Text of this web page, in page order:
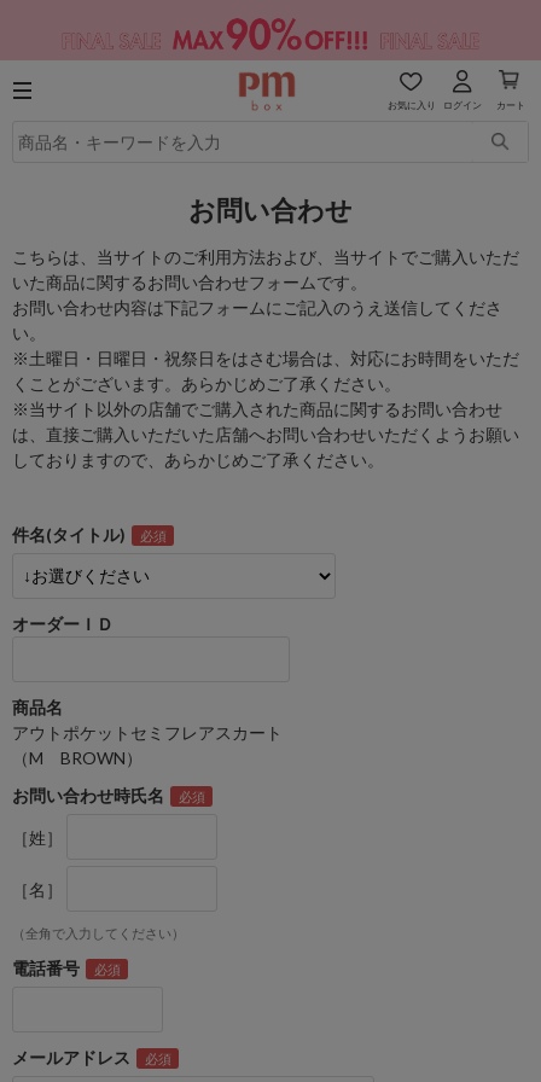
お気に入り ログイン カート
お問い合わせ
こちらは、当サイトのご利用方法および、当サイトでご購入いただ
いた商品に関するお問い合わせフォームです。
お問い合わせ内容は下記フォームにご記入のうえ送信してくださ
い。
※土曜日・日曜日・祝祭日をはさむ場合は、対応にお時間をいただ
くことがございます。あらかじめご了承ください。
※当サイト以外の店舗でご購入された商品に関するお問い合わせ
は、直接ご購入いただいた店舗へお問い合わせいただくようお願い
しておりますので、あらかじめご了承ください。
件名(タイトル)
オーダーＩＤ
商品名
アウトポケットセミフレアスカート
（M BROWN）
お問い合わせ時氏名
［姓］
［名］
（全角で入力してください）
電話番号
メールアドレス